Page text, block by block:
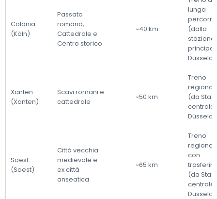
Colonia
(Köln)
Passato
romano,
Cattedrale e
Centro storico
~40 km
lunga
(dalla
stazione
Xanten
(Xanten)
Scavi romani e
cattedrale
~50 km
Treno
(da
centrale
Soest
(Soest)
Città vecchia
medievale e
ex città
anseatica
~65 km
Treno
con
(da
centrale